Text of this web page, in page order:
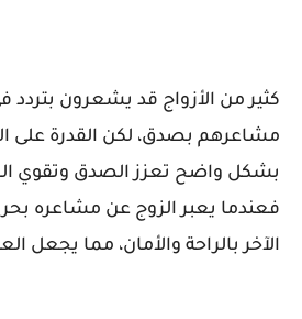
كثير من الأزواج قد يشعرون بتردد
مشاعرهم بصدق، لكن القدرة على
بشكل واضح تعزز الصدق وتقوي
فعندما يعبر الزوج عن مشاعره
الآخر بالراحة والأمان، مما يجعل